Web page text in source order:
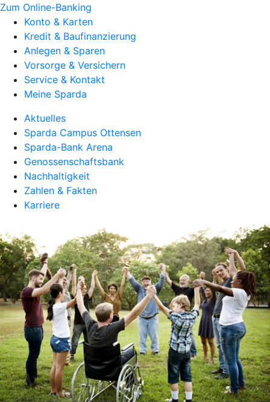
Zum Online-Banking
Konto & Karten
Kredit & Baufinanzierung
Anlegen & Sparen
Vorsorge & Versichern
Service & Kontakt
Meine Sparda
Aktuelles
Sparda Campus Ottensen
Sparda-Bank Arena
Genossenschaftsbank
Nachhaltigkeit
Zahlen & Fakten
Karriere